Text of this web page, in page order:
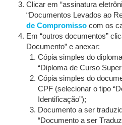
Clicar em “assinatura
“Documentos Levados ao
de Compromisso com os
Em “outros documentos”
Documento” e anexar:
Cópia simples do
“Diploma de Curso
Cópia simples do
CPF (selecionar o tipo
Identificação”);
Documento a ser
“Documento a ser